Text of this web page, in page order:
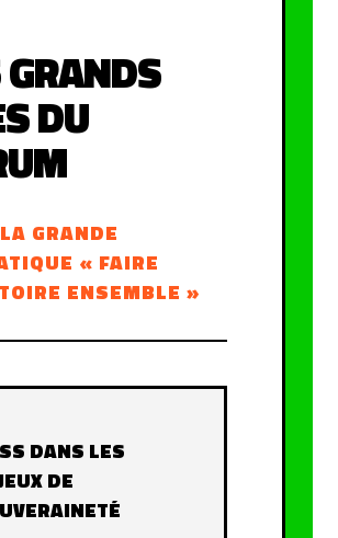
DU
GRANDE
« FAIRE
ENSEMBLE »
DANS LES
DE